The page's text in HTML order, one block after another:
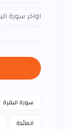
اواخر سورة
سورة البقرة
المائدة